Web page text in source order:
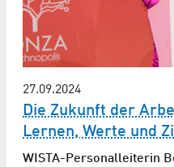
27.09.2024
Die Zukunft der
Lernen, Werte und
WISTA-Personalleiterin